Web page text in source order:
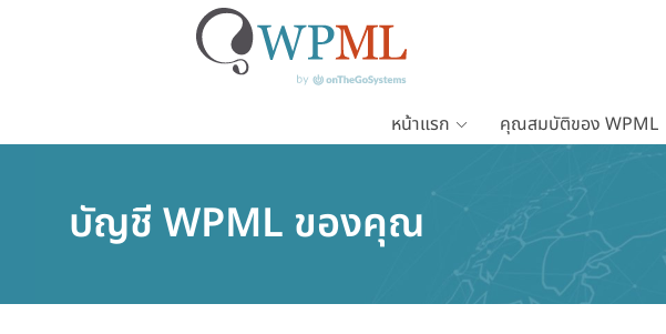
หน้าแรก คุณสมบัติของ WPML
บัญชี WPML ของคุณ